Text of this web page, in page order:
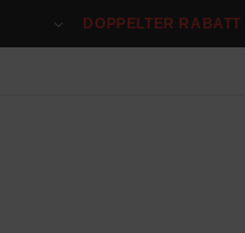
DOPPELTER RABATT